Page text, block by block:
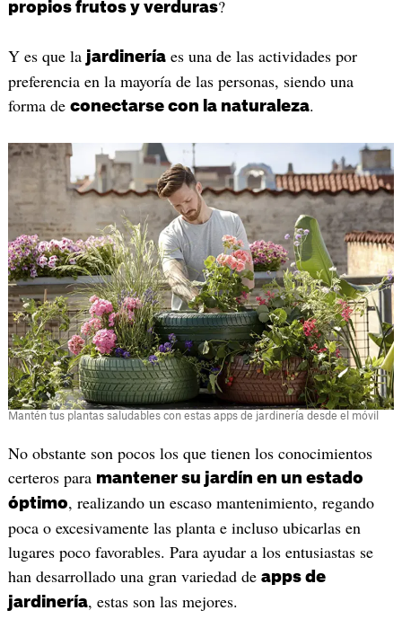
propios frutos y verduras?
Y es que la jardineríaes una de las actividades por
preferencia en la mayoría de las personas, siendo una
forma de conectarse con la naturaleza.
Mantén tus plantas saludables con estas apps de jardinería desde el móvil
No obstante son pocos los que tienen los conocimientos
certeros para mantener su jardín en un estado
óptimo, realizando un escaso mantenimiento, regando
poca o excesivamente las planta e incluso ubicarlas en
lugares poco favorables. Para ayudar a los entusiastas se
han desarrollado una gran variedad de apps de
jardinería, estas son las mejores.